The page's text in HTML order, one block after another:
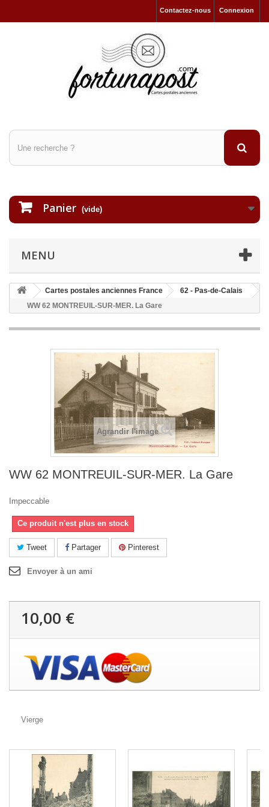
Connexion
Contactez-nous
Panier (vide)
MENU
Cartes postales anciennes France
62 - Pas-de-Calais
WW 62 MONTREUIL-SUR-MER. La Gare
Agrandir l'image
WW 62 MONTREUIL-SUR-MER. La Gare
Impeccable
Ce produit n'est plus en stock
Tweet Partager Pinterest
Envoyer à un ami
10,00 €
Vierge